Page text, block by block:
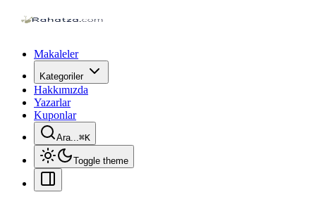
Makaleler
Kategoriler
Hakkımızda
Yazarlar
Kuponlar
Ara...⌘K
Toggle theme